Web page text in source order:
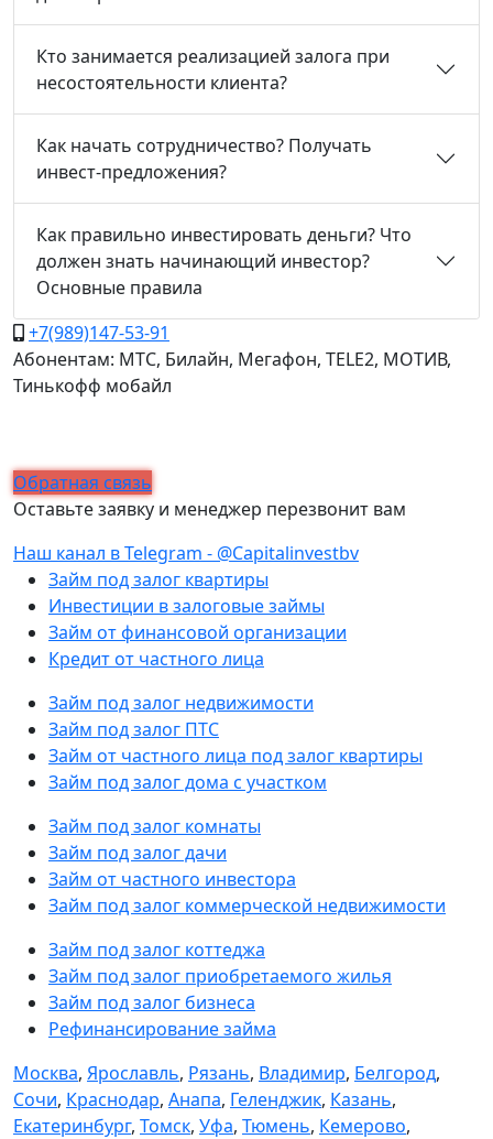
Кто занимается реализацией залога при
несостоятельности клиента?
Как начать сотрудничество? Получать
инвест-предложения?
Как правильно инвестировать деньги? Что
должен знать начинающий инвестор?
Основные правила
+7(989)147-53-91
Абонентам: МТС, Билайн, Мегафон, TELE2, МОТИВ,
Тинькофф мобайл
Обратная связь
Оставьте заявку и менеджер перезвонит вам
Наш канал в Telegram - @Capitalinvestbv
Займ под залог квартиры
Инвестиции в залоговые займы
Займ от финансовой организации
Кредит от частного лица
Займ под залог недвижимости
Займ под залог ПТС
Займ от частного лица под залог квартиры
Займ под залог дома с участком
Займ под залог комнаты
Займ под залог дачи
Займ от частного инвестора
Займ под залог коммерческой недвижимости
Займ под залог коттеджа
Займ под залог приобретаемого жилья
Займ под залог бизнеса
Рефинансирование займа
Москва, Ярославль, Рязань, Владимир, Белгород,
Сочи, Краснодар, Анапа, Геленджик, Казань,
Екатеринбург, Томск, Уфа, Тюмень, Кемерово,